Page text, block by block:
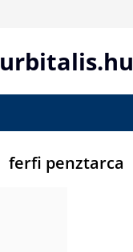
urbitalis.hu
ferfi penztarca